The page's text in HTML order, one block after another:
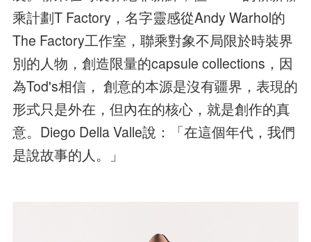
乘計劃T Factory，名字靈感從Andy Warhol的
The Factory工作室，聯乘對象不局限於時裝界
別的人物，創造限量的capsule collections，因
為Tod's相信， 創意的本源是沒有疆界，表現的
形式只是外在，但內在的核心，就是創作的真
意。Diego Della Valle說：「在這個年代，我們
是說故事的人。」